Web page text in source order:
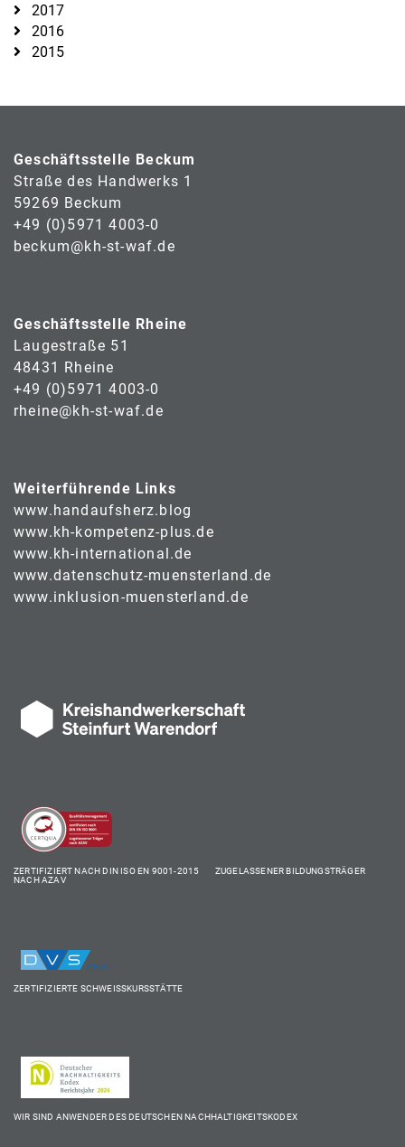
2017
2016
2015
Geschäftsstelle Beckum
Straße des Handwerks 1
59269 Beckum
+49 (0)5971 4003-0
beckum@kh-st-waf.de
Geschäftsstelle Rheine
Laugestraße 51
48431 Rheine
+49 (0)5971 4003-0
rheine@kh-st-waf.de
Weiterführende Links
www.handaufsherz.blog
www.kh-kompetenz-plus.de
www.kh-international.de
www.datenschutz-muensterland.de
www.inklusion-muensterland.de
ZERTIFIZIERT NACH DIN ISO EN 9001-2015 ZUGELASSENER BILDUNGSTRÄGER
NACH AZAV
ZERTIFIZIERTE SCHWEISSKURSSTÄTTE
WIR SIND ANWENDER DES DEUTSCHEN NACHHALTIGKEITSKODEX